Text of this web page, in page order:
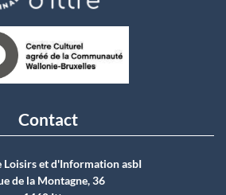
Contact
Loisirs et d'Information asbI
de la Montagne, 36